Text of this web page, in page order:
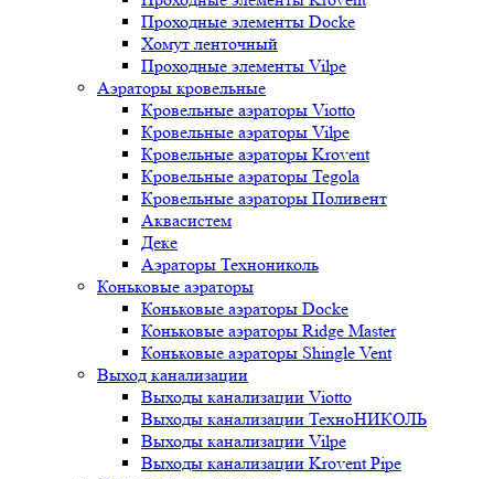
Проходные элементы Docke
Хомут ленточный
Проходные элементы Vilpe
Аэраторы кровельные
Кровельные аэраторы Viotto
Кровельные аэраторы Vilpe
Кровельные аэраторы Krovent
Кровельные аэраторы Tegola
Кровельные аэраторы Поливент
Аквасистем
Деке
Аэраторы Технониколь
Коньковые аэраторы
Коньковые аэраторы Docke
Коньковые аэраторы Ridge Master
Коньковые аэраторы Shingle Vent
Выход канализации
Выходы канализации Viotto
Выходы канализации ТехноНИКОЛЬ
Выходы канализации Vilpe
Выходы канализации Krovent Pipe